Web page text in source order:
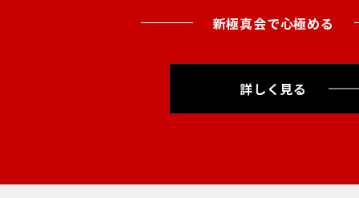
新極真会で心極める
詳しく見る